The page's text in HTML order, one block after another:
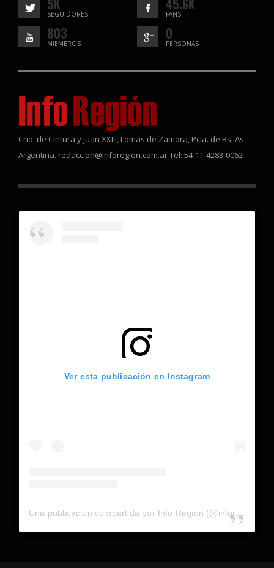
5K
SEGUIDORES
45.6K
FANS
803
MIEMBROS
0
PERSONAS
Cno. de Cintura y Juan XXIII, Lomas de Zamora, Pcia. de Bs. As.
Argentina. redaccion@inforegion.com.ar Tel: 54-11-4283-0062
Ver esta publicación en Instagram